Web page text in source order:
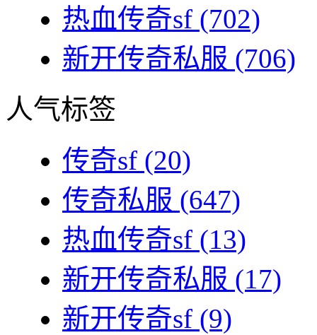
热血传奇sf (702)
新开传奇私服 (706)
人气标签
传奇sf (20)
传奇私服 (647)
热血传奇sf (13)
新开传奇私服 (17)
新开传奇sf (9)